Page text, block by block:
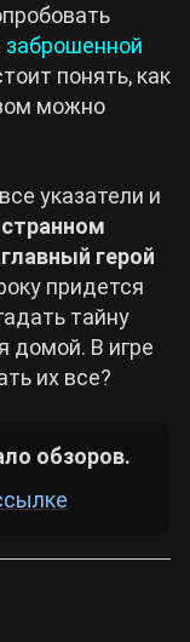
заброшенной
понять, как
можно
указатели и
герой
придется
тайну
домой. В игре
их все?
обзоров.